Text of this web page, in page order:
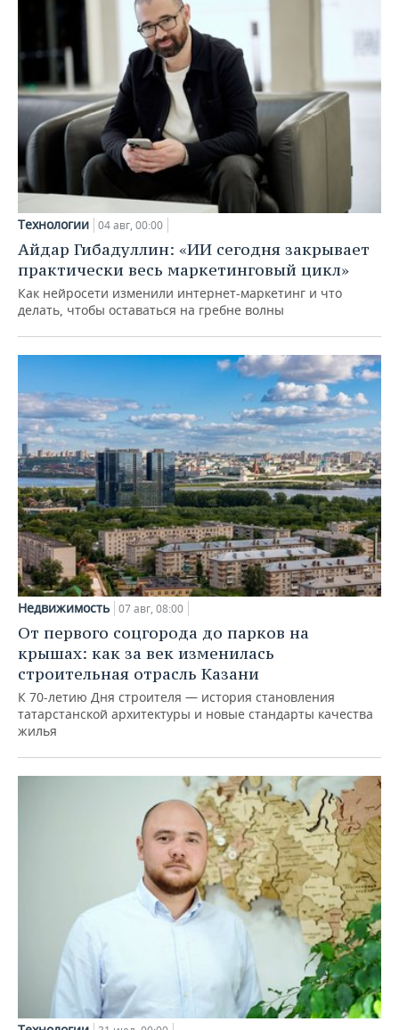
Технологии 04 авг, 00:00
Айдар Гибадуллин: «ИИ сегодня закрывает
практически весь маркетинговый цикл»
Как нейросети изменили интернет-маркетинг и что
делать, чтобы оставаться на гребне волны
Недвижимость 07 авг, 08:00
От первого соцгорода до парков на
крышах: как за век изменилась
строительная отрасль Казани
К 70-летию Дня строителя — история становления
татарстанской архитектуры и новые стандарты качества
жилья